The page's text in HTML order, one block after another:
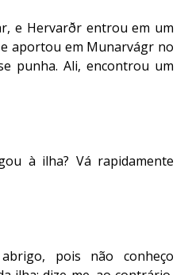
e Hervarðr entrou em um
aportou em Munarvágr no
punha. Ali, encontrou um
à ilha? Vá rapidamente
pois não conheço